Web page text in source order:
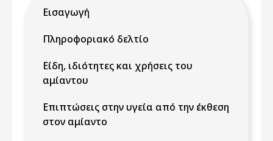
Εισαγωγή
Πληροφοριακό δελτίο
Είδη, ιδιότητες και χρήσεις του
αμίαντου
Επιπτώσεις στην υγεία από την έκθεση
στον αμίαντο